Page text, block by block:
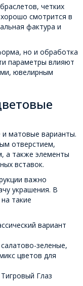
четких
смотрится в
фактура и
но и обработка
параметры влияют
ювелирным
и матовые варианты.
отверстием,
а также элементы
вставок.
важно
украшения. В
такие
вариант
зеленые,
цветов для
Глаз